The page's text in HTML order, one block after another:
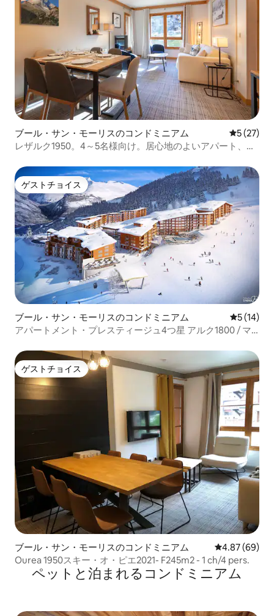
ブール・サン・モーリスのコンドミニアム レビュー
5 (27)
レザルク1950。4～5名様向け。居心地のよいアパート、ス
ゲストチョイス
ゲストチョイス
ブール・サン・モーリスのコンドミニアム レビュー
5 (14)
アパートメント・プレスティージュ4つ星 アルク1800 / マ
ゲストチョイス
ゲストチョイス
ブール・サン・モーリスのコンドミニアム レビュー69
4.87 (69)
Ourea 1950スキー・オ・ピエ2021- F245m2 - 1 ch/4 pers.
ペットと泊まれるコンドミニアム